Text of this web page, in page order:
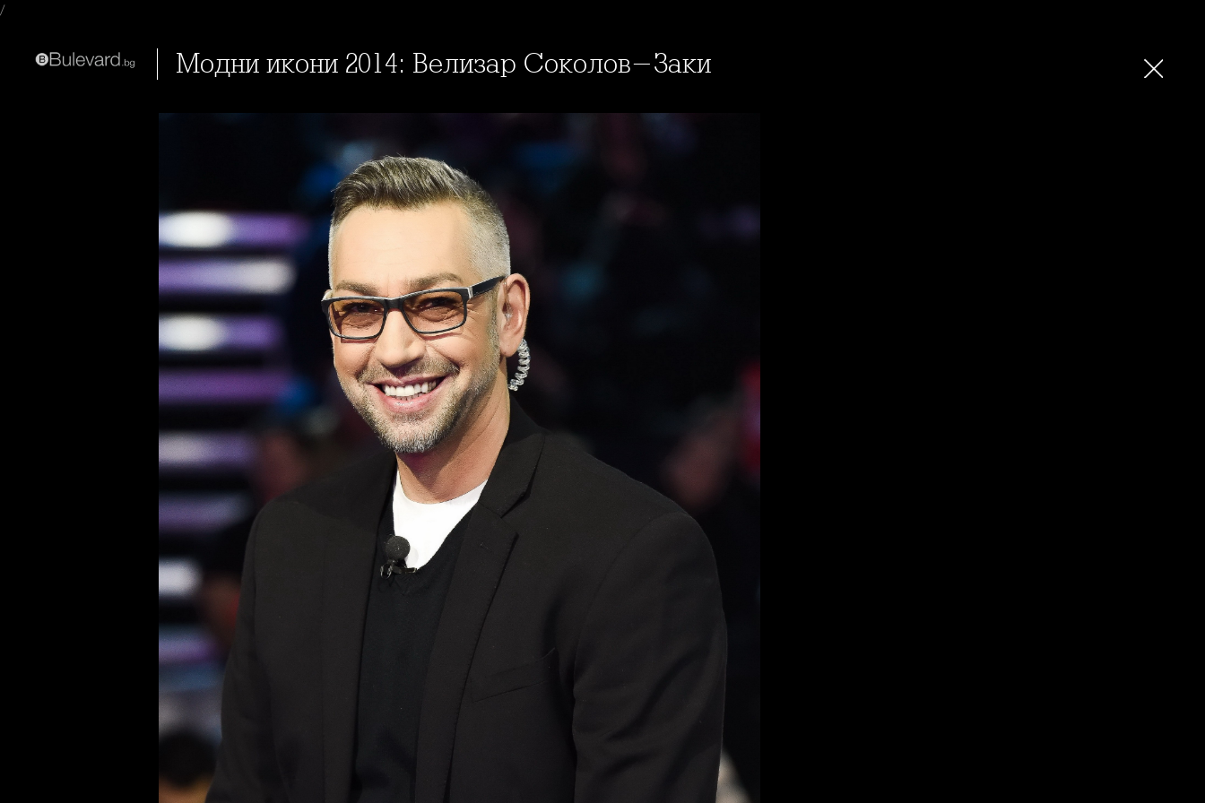
/
Модни икони 2014: Велизар Соколов-Заки